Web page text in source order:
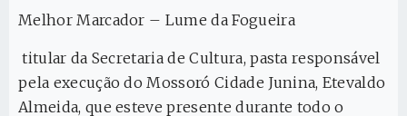
Melhor Marcador – Lume da Fogueira
titular da Secretaria de Cultura, pasta responsável
pela execução do Mossoró Cidade Junina, Etevaldo
Almeida, que esteve presente durante todo o